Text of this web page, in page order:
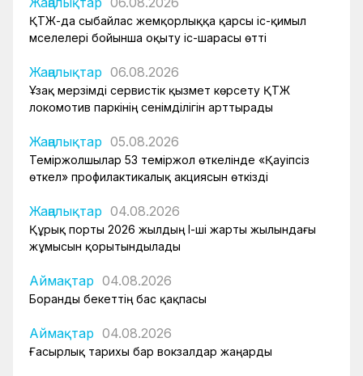
ҚТЖ-да сыбайлас жемқорлыққа қарсы іс-қимыл
мәселелері бойынша оқыту іс-шарасы өтті
Жаңалықтар 06.08.2026
Ұзақ мерзімді сервистік қызмет көрсету ҚТЖ
локомотив паркінің сенімділігін арттырады
Жаңалықтар 05.08.2026
Теміржолшылар 53 теміржол өткелінде «Қауіпсіз
өткел» профилактикалық акциясын өткізді
Жаңалықтар 04.08.2026
Құрық порты 2026 жылдың І-ші жарты жылындағы
жұмысын қорытындылады
Аймақтар 04.08.2026
Боранды бекеттің бас қақпасы
Аймақтар 04.08.2026
Ғасырлық тарихы бар вокзалдар жаңарды